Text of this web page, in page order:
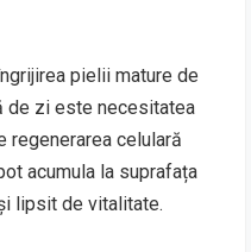
pielii mature de
de zi este necesitatea
regenerarea celulară
acumula la suprafața
lipsit de vitalitate.